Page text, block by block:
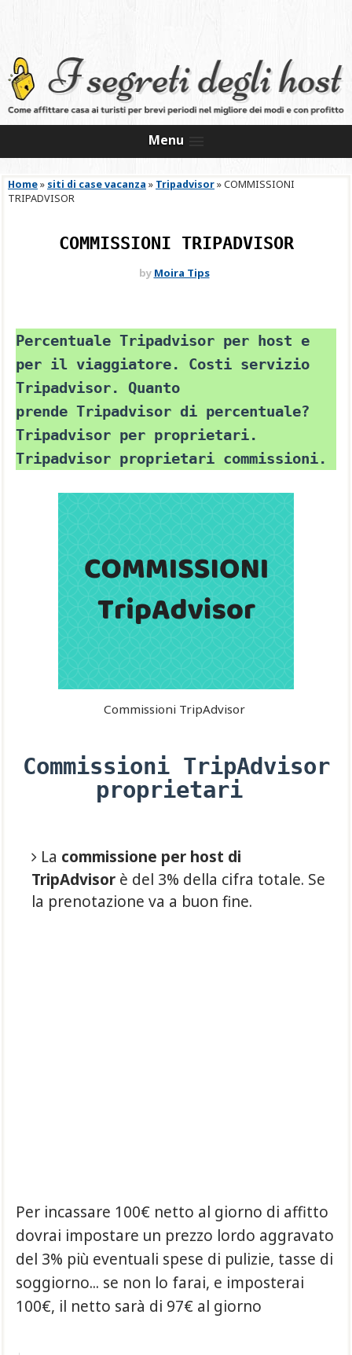
Menu
Home» siti di case vacanza » Tripadvisor»COMMISSIONI
TRIPADVISOR
COMMISSIONI TRIPADVISOR
by Moira Tips
Percentuale Tripadvisor per host e
per il viaggiatore. Costi servizio
Tripadvisor. Quanto
prende Tripadvisor di percentuale?
Tripadvisor per proprietari.
Tripadvisor proprietari commissioni.
Commissioni TripAdvisor
Commissioni TripAdvisor
proprietari
La commissione per host di
TripAdvisor è del 3% della cifra totale. Se
la prenotazione va a buon fine.
Per incassare 100€ netto al giorno di affitto
dovrai impostare un prezzo lordo aggravato
del 3% più eventuali spese di pulizie, tasse di
soggiorno... se non lo farai, e imposterai
100€, il netto sarà di 97€ al giorno